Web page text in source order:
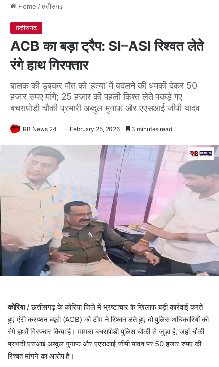
Home /छत्तीसगढ़
छत्तीसगढ़
ACB का बड़ा ट्रैप: SI–ASI रिश्वत लेते
रंगे हाथ गिरफ्तार
बालक की डूबकर मौत को ‘हत्या’ में बदलने की धमकी देकर 50
हजार रुपए मांगे; 25 हजार की पहली किश्त लेते पकड़े गए
बचरापोड़ी चौकी प्रभारी अब्दुल मुनाफ और एएसआई जीपी यादव
RB News 24 February 25, 2026 3 minutes read
कोरिया/ छत्तीसगढ़ के कोरिया जिले में भ्रष्टाचार के खिलाफ बड़ी कार्रवाई करते
हुए एंटी करप्शन ब्यूरो (ACB) की टीम ने रिश्वत लेते हुए दो पुलिस अधिकारियों को
रंगे हाथों गिरफ्तार किया है। मामला बचरापोड़ी पुलिस चौकी से जुड़ा है, जहां चौकी
प्रभारी एसआई अब्दुल मुनाफ और एएसआई जीपी यादव पर 50 हजार रुपए की
रिश्वत मांगने का आरोप है।